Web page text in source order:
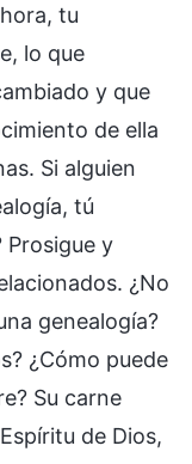
tu
lo que
y que
de ella
Si alguien
tú
Prosigue y
¿No
genealogía?
¿Cómo puede
Su carne
de Dios,